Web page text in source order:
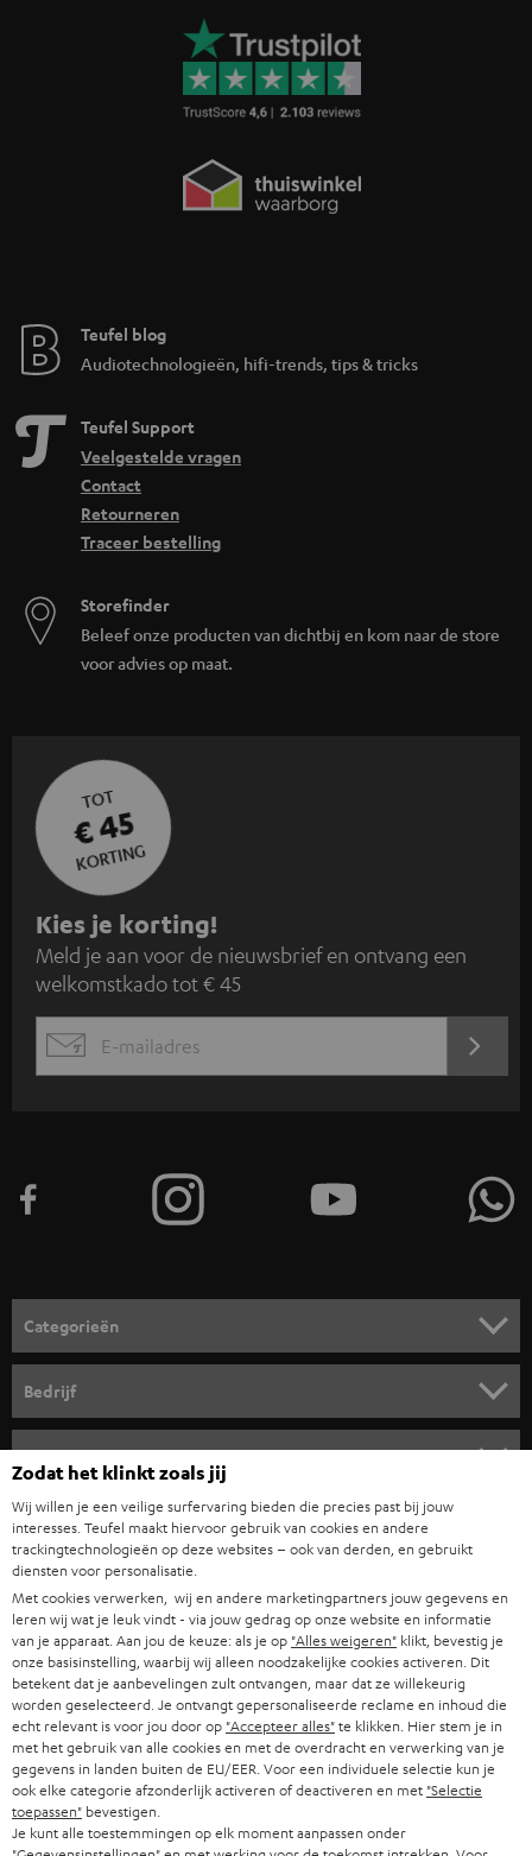
Teufel blog
Audiotechnologieën, hifi-trends, tips & tricks
Teufel Support
Veelgestelde vragen
Contact
Retourneren
Traceer bestelling
Storefinder
Beleef onze producten van dichtbij en kom naar de store
voor advies op maat.
TOT
€ 45
KORTING
A
a
n
m
e
n
o
r
n
i
e
u
w
s
b
r
i
e
f
Kies je korting!
Meld je aan voor de nieuwsbrief en ontvang een
welkomstkado tot € 45
EMAIL
Categorieën
COMPLETE SYSTEMEN
SOUNDBARS
HIFI-SPEAKERS
SMART HOME
BLUETOOTH
KOPTELEFOONS
BLUETOOTH KOPTELEFOONS
COMPLETE SETS
SPEAKERS
Bedrijf
CARRIÈRE
PERS & MARKETING
B2B
PARTNERPROGRAMMA
BLOG
NEWSLETTER
STORES
Teufel online shops
DUITSLAND
OOSTENRIJK
ZWITSERLAND
NEDERLAND
BELGIË
FRANKRIJK
Zodat het klinkt zoals jij
Wij willen je een veilige surfervaring bieden die precies past bij jouw
interesses. Teufel maakt hiervoor gebruik van cookies en andere
trackingtechnologieën op deze websites – ook van derden, en gebruikt
diensten voor personalisatie.
Met cookies verwerken, wij en andere marketingpartners jouw gegevens en
leren wij wat je leuk vindt - via jouw gedrag op onze website en informatie
van je apparaat. Aan jou de keuze: als je op "Alles weigeren" klikt, bevestig je
onze basisinstelling, waarbij wij alleen noodzakelijke cookies activeren. Dit
betekent dat je aanbevelingen zult ontvangen, maar dat ze willekeurig
worden geselecteerd. Je ontvangt gepersonaliseerde reclame en inhoud die
echt relevant is voor jou door op "Accepteer alles"te klikken. Hier stem je in
met het gebruik van alle cookies en met de overdracht en verwerking van je
gegevens in landen buiten de EU/EER. Voor een individuele selectie kun je
ook elke categorie afzonderlijk activeren of deactiveren en met "Selectie
toepassen" bevestigen.
Je kunt alle toestemmingen op elk moment aanpassen onder